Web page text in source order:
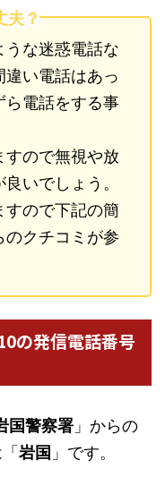
夫？
うな迷惑電話な
違い電話はあっ
ら電話をする事
すので無視や放
いでしょう。
すので下記の簡
のクチコミが参
の発信電話番号
国警察署 」からの
岩国 」です。